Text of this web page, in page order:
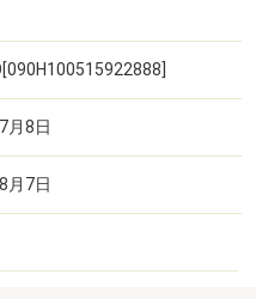
月8日
月7日